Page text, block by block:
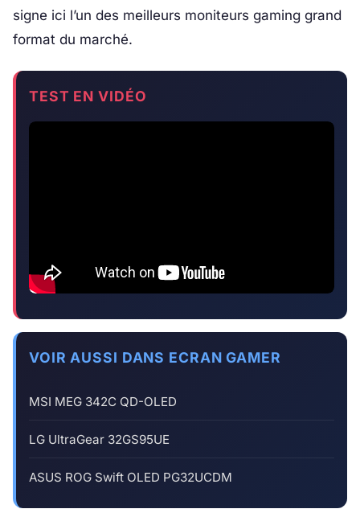
signe ici l’un des meilleurs moniteurs gaming grand
format du marché.
TEST EN VIDÉO
VOIR AUSSI DANS ECRAN GAMER
MSI MEG 342C QD-OLED
LG UltraGear 32GS95UE
ASUS ROG Swift OLED PG32UCDM